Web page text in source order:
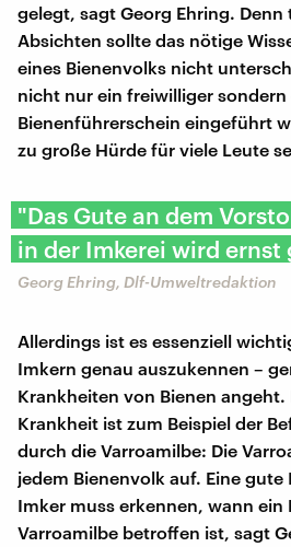
gelegt, sagt Georg Ehring.
Absichten sollte das nötige
eines Bienenvolks nicht
nicht nur ein freiwilliger
Bienenführerschein eingeführt
zu große Hürde für viele Leute
"Das Gute an dem
in der Imkerei wird ernst
Georg Ehring, Dlf-Umweltredaktion
Allerdings ist es essenziell
Imkern genau auszukennen –
Krankheiten von Bienen angeht.
Krankheit ist zum Beispiel der
durch die Varroamilbe: Die
jedem Bienenvolk auf. Eine
Imker muss erkennen, wann ein
Varroamilbe betroffen ist, sagt